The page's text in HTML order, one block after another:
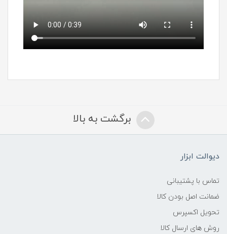
برگشت به بالا
دیوالت ابزار
تماس با پشتیبانی
ضمانت اصل بودن کالا
تحویل اکسپرس
روش های ارسال کالا